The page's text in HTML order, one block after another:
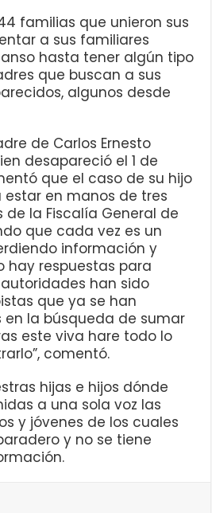
familias que unieron sus
a sus familiares
hasta tener algún tipo
que buscan a sus
algunos desde
de Carlos Ernesto
desapareció el 1 de
que el caso de su hijo
en manos de tres
la Fiscalía General de
que cada vez es un
información y
hay respuestas para
autoridades han sido
que ya se han
en la búsqueda de sumar
este viva hare todo lo
comentó.
hijas e hijos dónde
a una sola voz las
y jóvenes de los cuales
y no se tiene